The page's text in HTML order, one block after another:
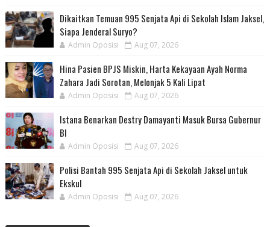
Dikaitkan Temuan 995 Senjata Api di Sekolah Islam Jaksel,
Siapa Jenderal Suryo?
Admin Oposisi Aug 07, 2026
Hina Pasien BPJS Miskin, Harta Kekayaan Ayah Norma
Zahara Jadi Sorotan, Melonjak 5 Kali Lipat
Admin Oposisi Aug 07, 2026
Istana Benarkan Destry Damayanti Masuk Bursa Gubernur
BI
Admin Oposisi Aug 07, 2026
Polisi Bantah 995 Senjata Api di Sekolah Jaksel untuk
Ekskul
Admin Oposisi Aug 07, 2026